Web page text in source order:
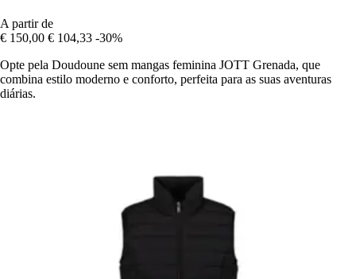
A partir de
€ 150,00 € 104,33 -30%
Opte pela Doudoune sem mangas feminina JOTT Grenada, que
combina estilo moderno e conforto, perfeita para as suas aventuras
diárias.